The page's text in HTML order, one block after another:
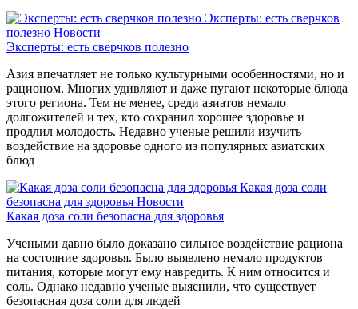
Эксперты: есть сверчков
полезно Новости
Эксперты: есть сверчков полезно
Азия впечатляет не только культурными особенностями, но и
рационом. Многих удивляют и даже пугают некоторые блюда
этого региона. Тем не менее, среди азиатов немало
долгожителей и тех, кто сохранил хорошее здоровье и
продлил молодость. Недавно ученые решили изучить
воздействие на здоровье одного из популярных азиатских
блюд
Какая доза соли
безопасна для здоровья Новости
Какая доза соли безопасна для здоровья
Учеными давно было доказано сильное воздействие рациона
на состояние здоровья. Было выявлено немало продуктов
питания, которые могут ему навредить. К ним относится и
соль. Однако недавно ученые выяснили, что существует
безопасная доза соли для людей